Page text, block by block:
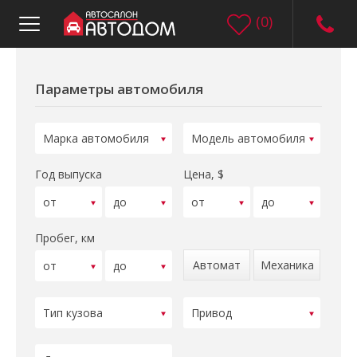
(0)
Параметры автомобиля
Год выпуска Цена, $
Пробег, км
Автомат
Механика